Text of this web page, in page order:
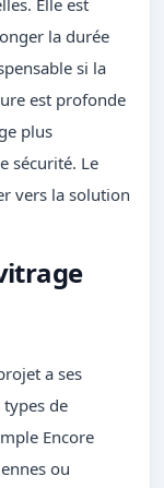
Elle est
la durée
si la
est profonde
plus
sécurité. Le
vers la solution
a ses
de
Encore
ou